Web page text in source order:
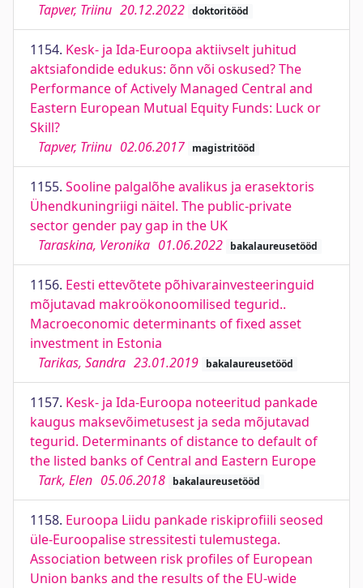
Tapver, Triinu 20.12.2022 doktoritööd
1154. Kesk- ja Ida-Euroopa aktiivselt juhitud
aktsiafondide edukus: õnn või oskused? The
Performance of Actively Managed Central and
Eastern European Mutual Equity Funds: Luck or
Skill?
Tapver, Triinu 02.06.2017 magistritööd
1155. Sooline palgalõhe avalikus ja erasektoris
Ühendkuningriigi näitel. The public-private
sector gender pay gap in the UK
Taraskina, Veronika 01.06.2022 bakalaureusetööd
1156. Eesti ettevõtete põhivarainvesteeringuid
mõjutavad makroökonoomilised tegurid..
Macroeconomic determinants of fixed asset
investment in Estonia
Tarikas, Sandra 23.01.2019 bakalaureusetööd
1157. Kesk- ja Ida-Euroopa noteeritud pankade
kaugus maksevõimetusest ja seda mõjutavad
tegurid. Determinants of distance to default of
the listed banks of Central and Eastern Europe
Tark, Elen 05.06.2018 bakalaureusetööd
1158. Euroopa Liidu pankade riskiprofiili seosed
üle-Euroopalise stressitesti tulemustega.
Association between risk profiles of European
Union banks and the results of the EU-wide